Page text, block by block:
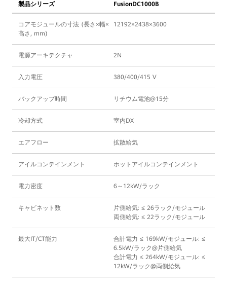
製品シリーズ FusionDC1000B
コアモジュールの寸法 (長さ×幅×
高さ, mm)
12192×2438×3600
電源アーキテクチャ 2N
入力電圧 380/400/415 V
バックアップ時間 リチウム電池@15分
冷却方式 室内DX
エアフロー 拡散給気
アイルコンテインメント ホットアイルコンテインメント
電力密度 6～12kW/ラック
キャビネット数
片側給気: ≤ 26ラック/モジュール
両側給気: ≤ 22ラック/モジュール
最大IT/CT能力
合計電力 ≤ 169kW/モジュール: ≤
6.5kW/ラック@片側給気
合計電力 ≤ 264kW/モジュール: ≤
12kW/ラック@両側給気